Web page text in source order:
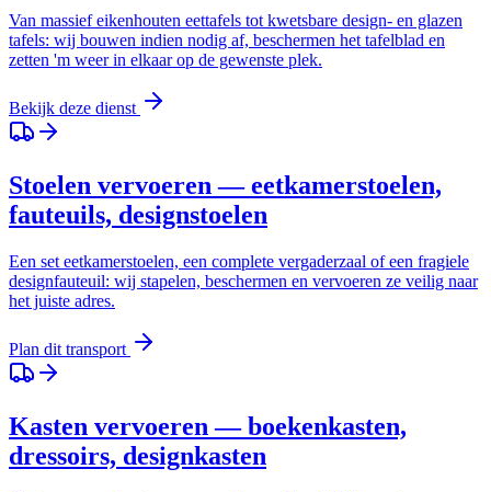
Van massief eikenhouten eettafels tot kwetsbare design- en glazen
tafels: wij bouwen indien nodig af, beschermen het tafelblad en
zetten 'm weer in elkaar op de gewenste plek.
Bekijk deze dienst
Stoelen vervoeren — eetkamerstoelen,
fauteuils, designstoelen
Een set eetkamerstoelen, een complete vergaderzaal of een fragiele
designfauteuil: wij stapelen, beschermen en vervoeren ze veilig naar
het juiste adres.
Plan dit transport
Kasten vervoeren — boekenkasten,
dressoirs, designkasten